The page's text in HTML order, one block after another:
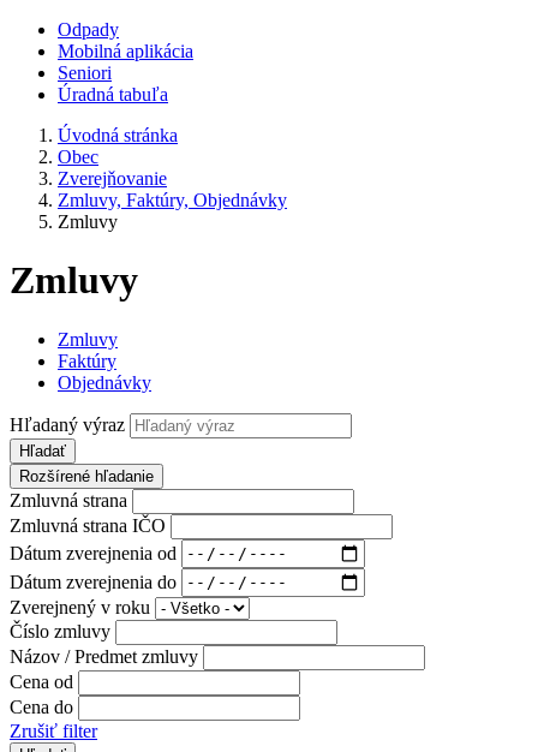
Odpady
Mobilná aplikácia
Seniori
Úradná tabuľa
Úvodná stránka
Obec
Zverejňovanie
Zmluvy, Faktúry, Objednávky
Zmluvy
Zmluvy
Zmluvy
Faktúry
Objednávky
Hľadaný výraz
Hľadať
Rozšírené hľadanie
Zmluvná strana
Zmluvná strana IČO
Dátum zverejnenia od
Dátum zverejnenia do
Zverejnený v roku
Číslo zmluvy
Názov / Predmet zmluvy
Cena od
Cena do
Zrušiť filter